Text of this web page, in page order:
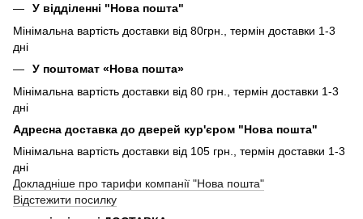
У відділенні "Нова пошта"
Мінімальна вартість доставки від 80грн., термін доставки 1-3
дні
У поштомат «Нова пошта»
Мінімальна вартість доставки від 80 грн., термін доставки 1-3
дні
Адресна доставка до дверей кур'єром "Нова пошта"
Мінімальна вартість доставки від 105 грн., термін доставки 1-3
дні
Докладніше про тарифи компанії "Нова пошта"
Відстежити посилку